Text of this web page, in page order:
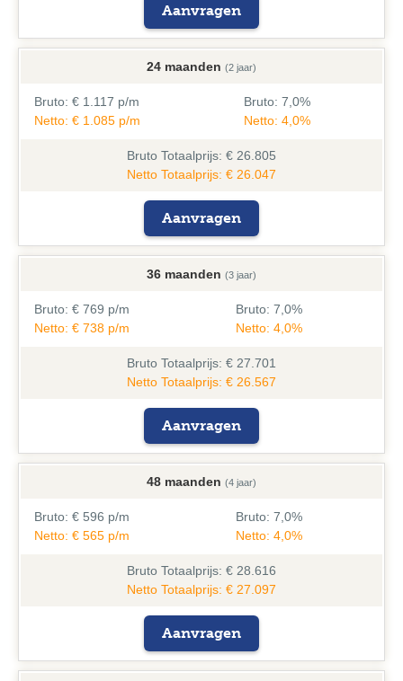
Aanvragen
24 maanden (2 jaar)
Bruto: € 1.117 p/m
Netto: € 1.085 p/m
Bruto: 7,0%
Netto: 4,0%
Bruto Totaalprijs: € 26.805
Netto Totaalprijs: € 26.047
Aanvragen
36 maanden (3 jaar)
Bruto: € 769 p/m
Netto: € 738 p/m
Bruto: 7,0%
Netto: 4,0%
Bruto Totaalprijs: € 27.701
Netto Totaalprijs: € 26.567
Aanvragen
48 maanden (4 jaar)
Bruto: € 596 p/m
Netto: € 565 p/m
Bruto: 7,0%
Netto: 4,0%
Bruto Totaalprijs: € 28.616
Netto Totaalprijs: € 27.097
Aanvragen